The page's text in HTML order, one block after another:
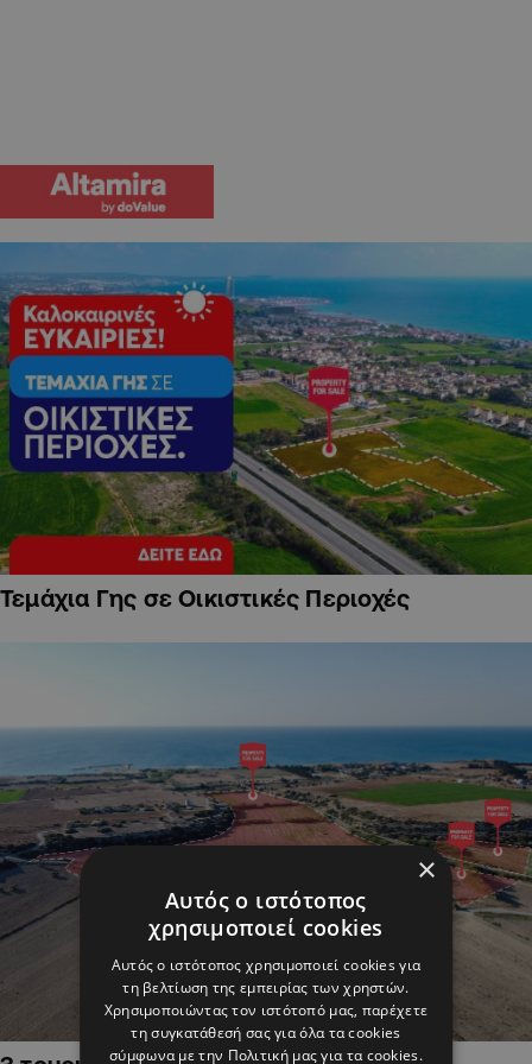
Τεμάχια Γης σε Οικιστικές Περιοχές
×
Αυτός ο ιστότοπος
χρησιμοποιεί cookies
Αυτός ο ιστότοπος χρησιμοποιεί cookies για
τη βελτίωση της εμπειρίας των χρηστών.
Χρησιμοποιώντας τον ιστότοπό μας, παρέχετε
τη συγκατάθεσή σας για όλα τα cookies
σύμφωνα με την Πολιτική μας για τα cookies.